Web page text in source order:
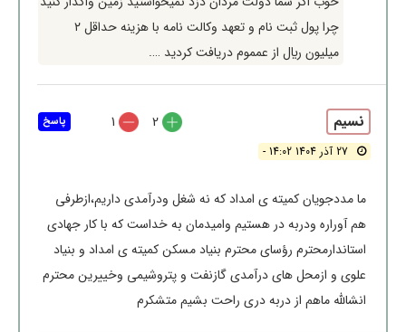
چرا پول ثبت نام و تعهد وكالت نامه با هزينه حداقل ٢
ميليون ريال از عمموم دريافت كرديد ….
نسیم
27 آذر 1404 14:02 -
2
1
ما مددجویان کمیته ی امداد که نه شغل ودرآمدی داریم،ازطرفی
هم آوراره ودربه در هستیم وامیدمان به خداست که با کار جهادی
استاندارمحترم رؤسای محترم بنیاد مسکن کمیته ی امداد و بنیاد
علوی و ازمحل های درآمدی گازنفت و پتروشیمی وخییرین محترم
انشالله ماهم از دربه دری راحت بشیم متشکرم
پاسخ